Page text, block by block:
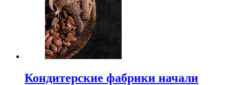
Кондитерские фабрики начали